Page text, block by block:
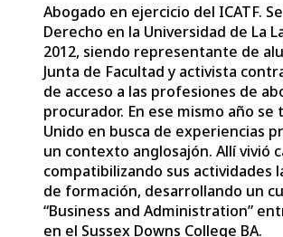
Abogado en ejercicio del ICATF.
Derecho en la Universidad de La
2012, siendo representante de
Junta de Facultad y activista
de acceso a las profesiones de
procurador. En ese mismo año se
Unido en busca de experiencias
un contexto anglosajón. Allí vivió
compatibilizando sus actividades
de formación, desarrollando un
“Business and Administration”
en el Sussex Downs College BA.